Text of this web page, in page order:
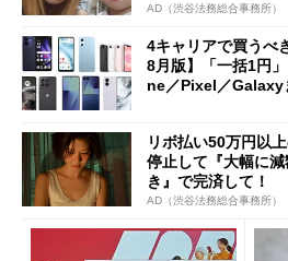
AD（渋谷法務総合事務所）
4キャリアで買うべ
8月版】「一括1円
ne／Pixel／Galaxy
リボ払い50万円以
停止して『大幅に
き』で完済して！
AD（渋谷法務総合事務所）